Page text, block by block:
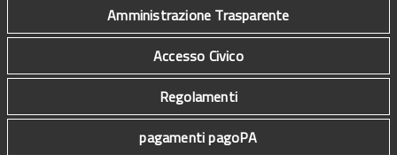
Amministrazione Trasparente
Accesso Civico
Regolamenti
pagamenti pagoPA